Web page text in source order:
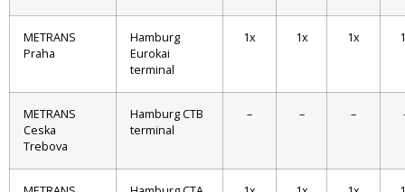
METRANS
Praha
Hamburg
Eurokai
terminal
1x 1x 1x
METRANS
Ceska
Trebova
Hamburg CTB
terminal
– – –